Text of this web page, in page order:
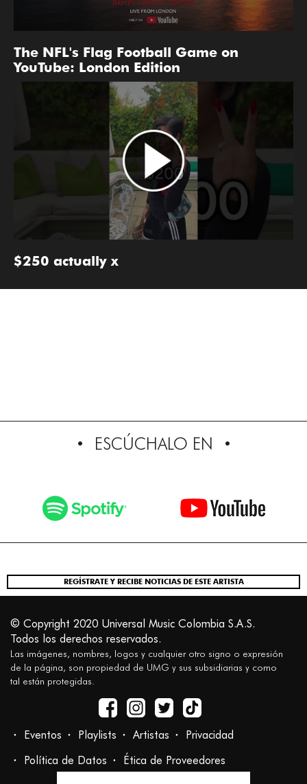
The NFL's Flag Football Game on
YouTube: London Edition
$250 actually x
ESCÚCHALO EN
REGÍSTRATE Y RECIBE NOTICIAS DE ESTE ARTISTA
© Copyright 2020 Universal Music Colombia S.A.S.
Todos los derechos reservados.
Las imágenes, nombres, logos y cualquier otro signo o expresión
de la página, son propiedad de UMG y sus subsidiarias y como
tal están protegidas.
Eventos Playlists Artistas
Privacidad
Política de Datos
Ética de Proveedores